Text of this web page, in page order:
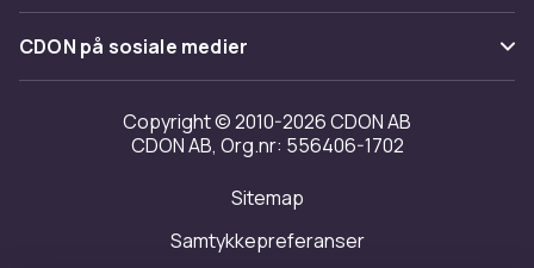
Kundeanmeldelser
Jobbe på CDON
Investor relations
Tilgjengelighet
Merchant Help Center
CDON på sosiale medier
Copyright © 2010-2026 CDON AB
CDON AB, Org.nr: 556406-1702
Sitemap
Samtykkepreferanser